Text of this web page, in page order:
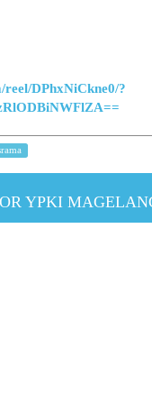
DPhxNiCkne0/?
YPKI